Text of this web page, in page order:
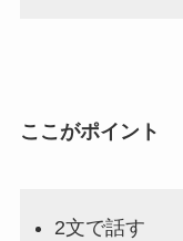
ここがポイント
2文で話す